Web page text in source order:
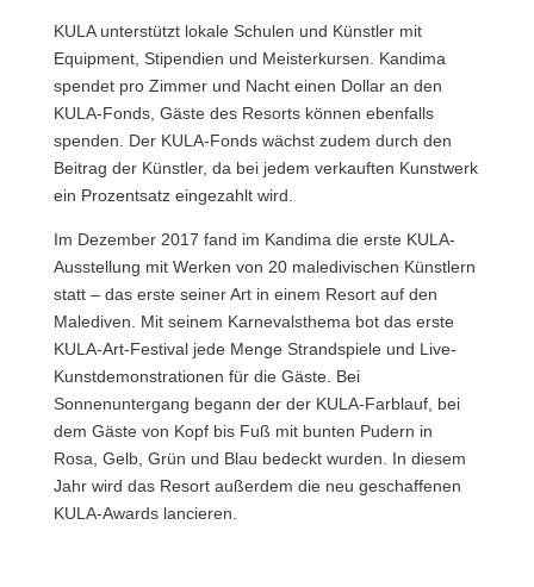
KULA unterstützt lokale Schulen und Künstler mit
Equipment, Stipendien und Meisterkursen. Kandima
spendet pro Zimmer und Nacht einen Dollar an den
KULA-Fonds, Gäste des Resorts können ebenfalls
spenden. Der KULA-Fonds wächst zudem durch den
Beitrag der Künstler, da bei jedem verkauften Kunstwerk
ein Prozentsatz eingezahlt wird.
Im Dezember 2017 fand im Kandima die erste KULA-
Ausstellung mit Werken von 20 maledivischen Künstlern
statt – das erste seiner Art in einem Resort auf den
Malediven. Mit seinem Karnevalsthema bot das erste
KULA-Art-Festival jede Menge Strandspiele und Live-
Kunstdemonstrationen für die Gäste. Bei
Sonnenuntergang begann der der KULA-Farblauf, bei
dem Gäste von Kopf bis Fuß mit bunten Pudern in
Rosa, Gelb, Grün und Blau bedeckt wurden. In diesem
Jahr wird das Resort außerdem die neu geschaffenen
KULA-Awards lancieren.